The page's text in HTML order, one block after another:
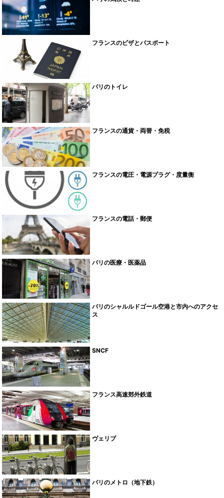
フランスのビザとパスポート
パリのトイレ
フランスの通貨・両替・免税
フランスの電圧・電源プラグ・度量衡
フランスの電話・郵便
パリの医療・医薬品
パリのシャルルドゴール空港と市内へのアクセ
ス
SNCF
フランス高速郊外鉄道
ヴェリブ
パリのメトロ（地下鉄）